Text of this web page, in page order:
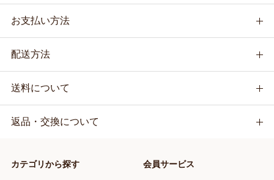
お支払い方法
配送方法
送料について
返品・交換について
カテゴリから探す 会員サービス